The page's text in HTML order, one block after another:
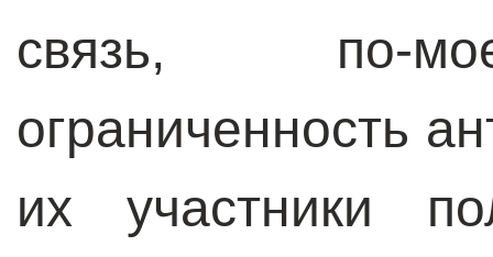
связь, по-
ограниченность
их участники